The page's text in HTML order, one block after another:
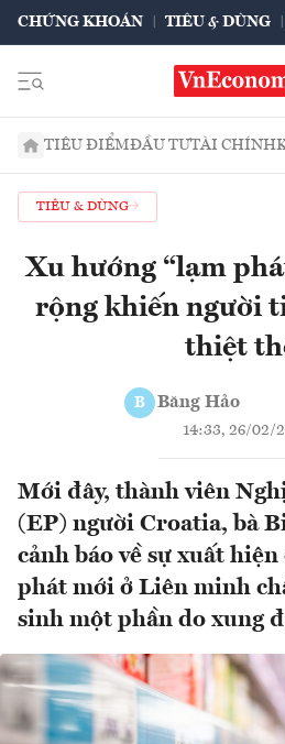
CHỨNG KHOÁN TIÊU & DÙNG
TIÊU ĐIỂMĐẦU TƯTÀI CHÍNH
TIÊU & DÙNG
Xu hướng “lạm
rộng khiến người
thiệt
B Băng Hảo
14:33, 26/02/
Mới đây, thành viên
(EP) người Croatia, bà
cảnh báo về sự xuất
phát mới ở Liên minh
sinh một phần do xung